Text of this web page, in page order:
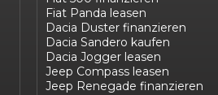
Fiat Panda leasen
Dacia Duster finanzieren
Dacia Sandero kaufen
Dacia Jogger leasen
Jeep Compass leasen
Jeep Renegade finanzieren